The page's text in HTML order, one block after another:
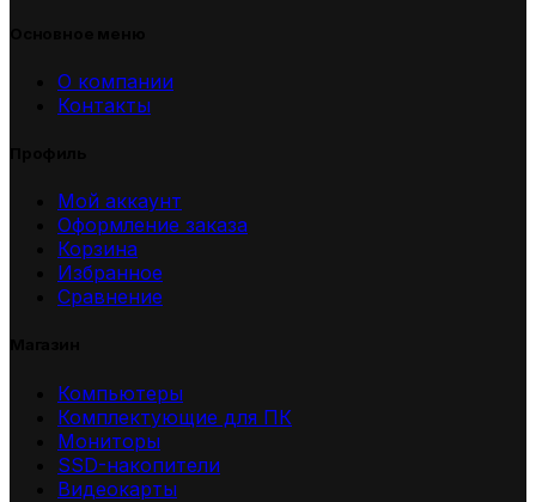
О компании
Контакты
Мой аккаунт
Оформление заказа
Корзина
Избранное
Сравнение
Компьютеры
Комплектующие для ПК
Мониторы
SSD-накопители
Видеокарты